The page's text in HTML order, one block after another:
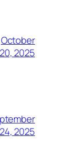
October
20, 2025
24, 2025